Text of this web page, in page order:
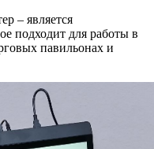
– является
подходит для работы в
павильонах и